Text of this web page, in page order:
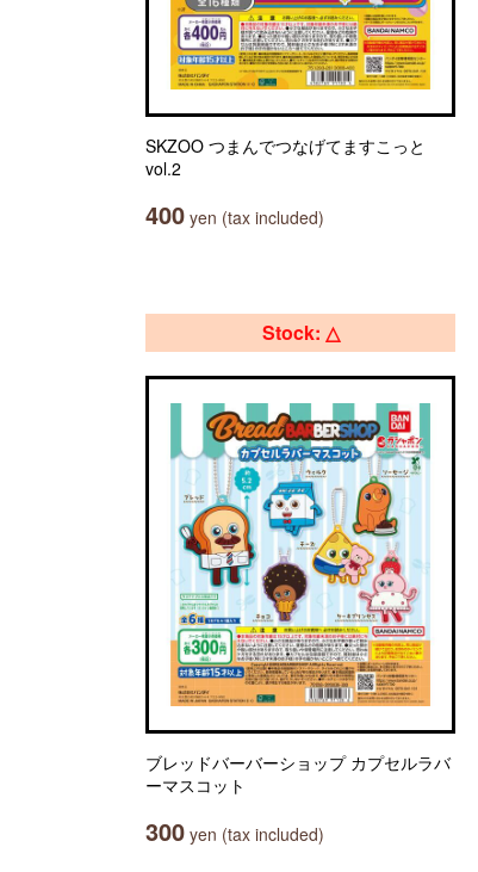
SKZOO つまんでつなげてますこっと
vol.2
400 yen (tax included)
Stock: △
ブレッドバーバーショップ カプセルラバ
ーマスコット
300 yen (tax included)